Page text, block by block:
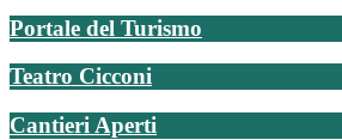
Portale del Turismo
Teatro Cicconi
Cantieri Aperti